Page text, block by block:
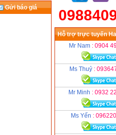
Gửi báo giá
Hỗ trợ trực tuyến
Mr Nam : 0904
Ms Thuỷ :
Mr Minh : 0932
Ms Yến :